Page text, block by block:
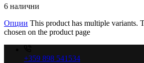
6 налични
Опции This product has multiple variants.
chosen on the product page
+359 898 541534